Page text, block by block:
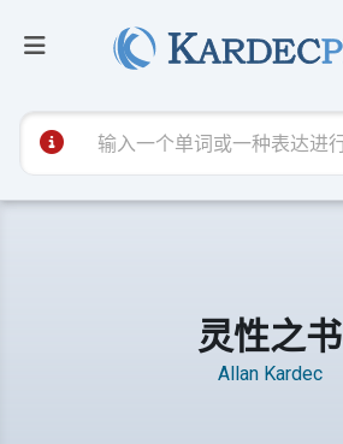
灵性之书
Allan Kardec